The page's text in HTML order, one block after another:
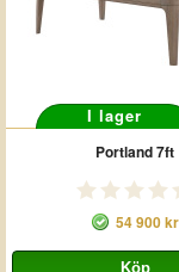
I lager
Portland 7ft
54 900 kr